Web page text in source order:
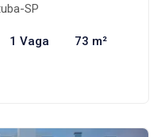
SP
1 Vaga 73 m²